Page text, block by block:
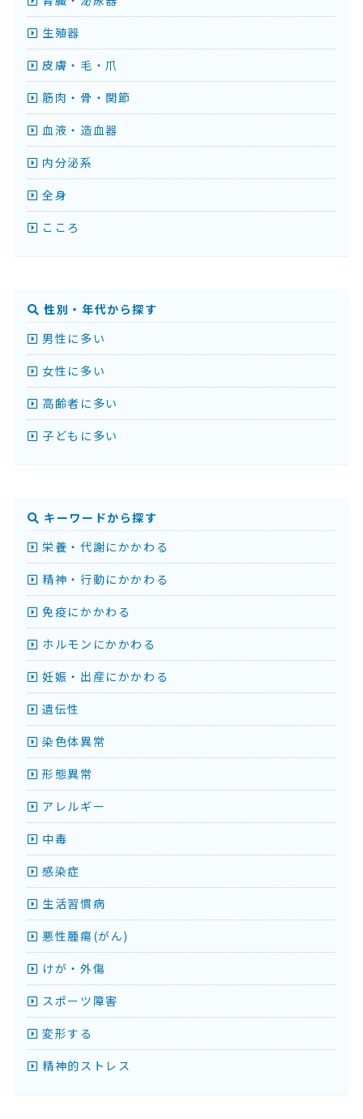
生殖器
皮膚・毛・爪
筋肉・骨・関節
血液・造血器
内分泌系
全身
こころ
性別・年代から探す
男性に多い
女性に多い
高齢者に多い
子どもに多い
キーワードから探す
栄養・代謝にかかわる
精神・行動にかかわる
免疫にかかわる
ホルモンにかかわる
妊娠・出産にかかわる
遺伝性
染色体異常
形態異常
アレルギー
中毒
感染症
生活習慣病
悪性腫瘍(がん)
けが・外傷
スポーツ障害
変形する
精神的ストレス